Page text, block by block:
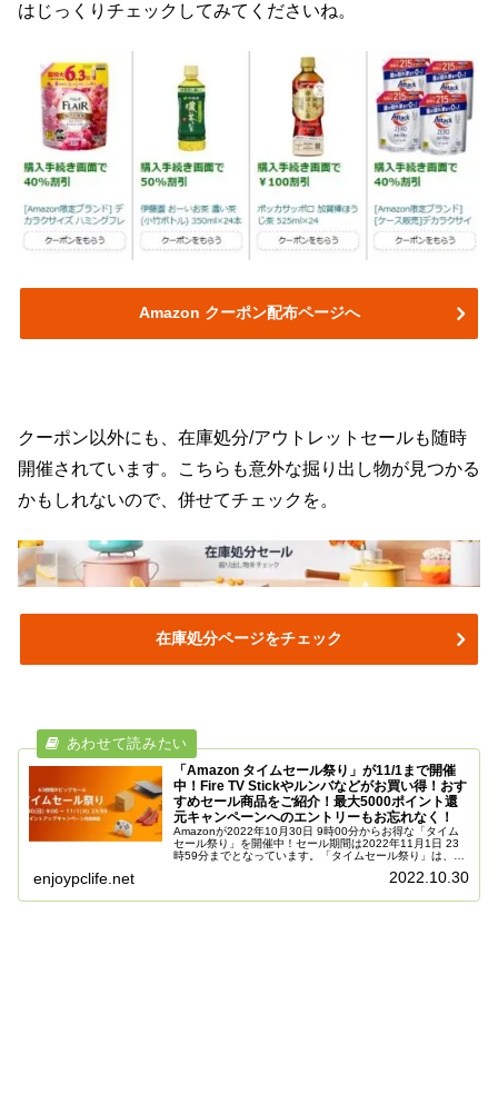
はじっくりチェックしてみてくださいね。
Amazon クーポン配布ページへ
クーポン以外にも、在庫処分/アウトレットセールも随時
開催されています。こちらも意外な掘り出し物が見つかる
かもしれないので、併せてチェックを。
在庫処分ページをチェック
「Amazon タイムセール祭り」が11/1まで開催
中！Fire TV Stickやルンバなどがお買い得！おす
すめセール商品をご紹介！最大5000ポイント還
元キャンペーンへのエントリーもお忘れなく！
Amazonが2022年10月30日 9時00分からお得な「タイム
セール祭り」を開催中！セール期間は2022年11月1日 23
時59分までとなっています。「タイムセール祭り」は、63
enjoypclife.net 2022.10.30